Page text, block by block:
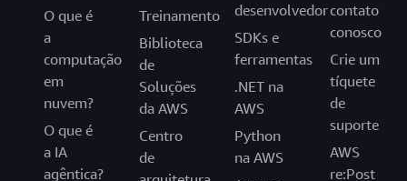
O que é
a
computação
em
nuvem?
O que é
a IA
agêntica?
Treinamento
Biblioteca
de
Soluções
da AWS
Centro
de
desenvolvedor
SDKs e
ferramentas
.NET na
AWS
Python
na AWS
contato
conosco
Crie um
tíquete
de
suporte
AWS
re:Post